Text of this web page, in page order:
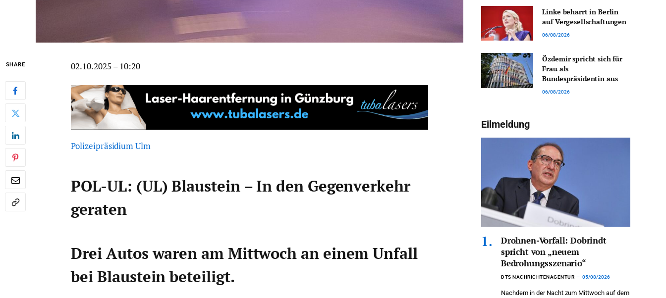
SHARE 02.10.2025 – 10:20
Polizeipräsidium Ulm
POL-UL: (UL) Blaustein – In den Gegenverkehr
geraten
Drei Autos waren am Mittwoch an einem Unfall
bei Blaustein beteiligt.
Linke beharrt in Berlin
auf Vergesellschaftungen
06/08/2026
Özdemir spricht sich für
Frau als
Bundespräsidentin aus
06/08/2026
Eilmeldung
Drohnen-Vorfall: Dobrindt
spricht von „neuem
Bedrohungsszenario“
DTS NACHRICHTENAGENTUR 05/08/2026
Nachdem in der Nacht zum Mittwoch auf dem